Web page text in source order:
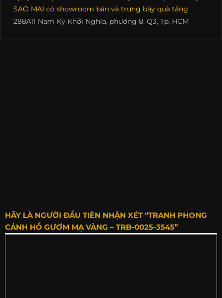
SAO MAI có showroom bán và trưng bày quà tặng
288A11 Nam Kỳ Khởi Nghĩa, phường 8, Q3, Tp. HCM
HÃY LÀ NGƯỜI ĐẦU TIÊN NHẬN XÉT “TRANH PHONG
CẢNH HỒ GƯƠM MẠ VÀNG – TRB-0025-3545”